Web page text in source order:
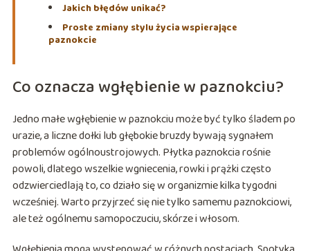
Jakich błędów unikać?
Proste zmiany stylu życia wspierające
paznokcie
Co oznacza wgłębienie w paznokciu?
Jedno małe wgłębienie w paznokciu może być tylko śladem po
urazie, a liczne dołki lub głębokie bruzdy bywają sygnałem
problemów ogólnoustrojowych. Płytka paznokcia rośnie
powoli, dlatego wszelkie wgniecenia, rowki i prążki często
odzwierciedlają to, co działo się w organizmie kilka tygodni
wcześniej. Warto przyjrzeć się nie tylko samemu paznokciowi,
ale też ogólnemu samopoczuciu, skórze i włosom.